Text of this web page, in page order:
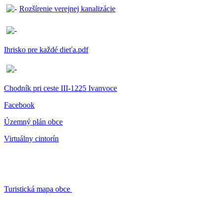
Rozšírenie verejnej kanalizácie
Ihrisko pre každé dieťa.pdf
Chodník pri ceste III-1225 Ivanvoce
Facebook
Územný plán obce
Virtuálny cintorín
Turistická mapa obce